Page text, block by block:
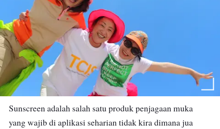
Sunscreen adalah salah satu produk penjagaan muka
yang wajib di aplikasi sehariantidak kira dimana jua